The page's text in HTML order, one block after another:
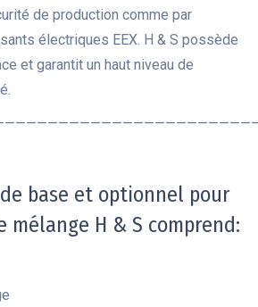
de production comme par
électriques EEX. H & S possède
et garantit un haut niveau de
de base et optionnel pour
mélange H & S comprend: